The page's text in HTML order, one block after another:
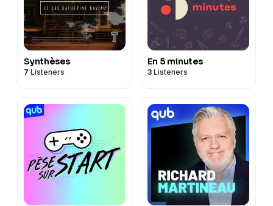
Synthèses
7 Listeners
En 5 minutes
3 Listeners